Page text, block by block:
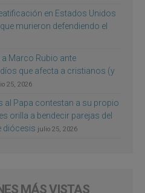
en Estados Unidos
murieron defendiendo el
Marco Rubio ante
que afecta a cristianos (y
25, 2026
al Papa contestan a su propio
orilla a bendecir parejas del
diócesis julio 25, 2026
MÁS VISTAS